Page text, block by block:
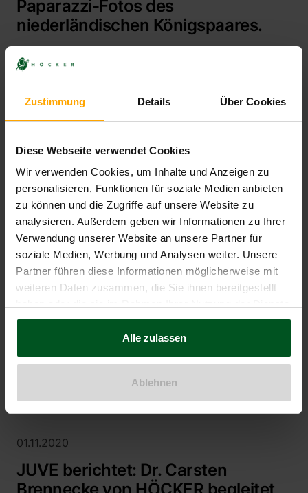
Zustimmung Details Über Cookies
Diese Webseite verwendet Cookies
Wir verwenden Cookies, um Inhalte und Anzeigen zu
personalisieren, Funktionen für soziale Medien anbieten
zu können und die Zugriffe auf unsere Website zu
analysieren. Außerdem geben wir Informationen zu Ihrer
Verwendung unserer Website an unsere Partner für
soziale Medien, Werbung und Analysen weiter. Unsere
Partner führen diese Informationen möglicherweise mit
weiteren Daten zusammen, die Sie ihnen bereitgestellt
gesammelt haben.
Alle zulassen
Ablehnen
Paparazzi-Fotos des
niederländischen Königspaares.
das niederländische Königspaar in privaten
während des Sommerurlaubs von König...
02.11.2020
JUVE-Ranking 2020/2021:
HÖCKER erneut Topkanzlei im
Presse- und Äußerungsrecht
Die JUVE-Redaktion rankt HÖCKER im aktuell
Topkanzlei im Presse- und Äußerungsrecht in
01.11.2020
JUVE berichtet: Dr. Carsten